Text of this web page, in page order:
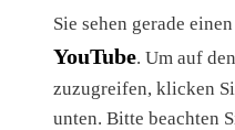
Sie sehen gerade
YouTube. Um auf
zuzugreifen, klicken
unten. Bitte beachten